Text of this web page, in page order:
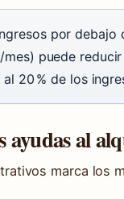
por debajo
puede
20 % de los
ayudas al
marca los